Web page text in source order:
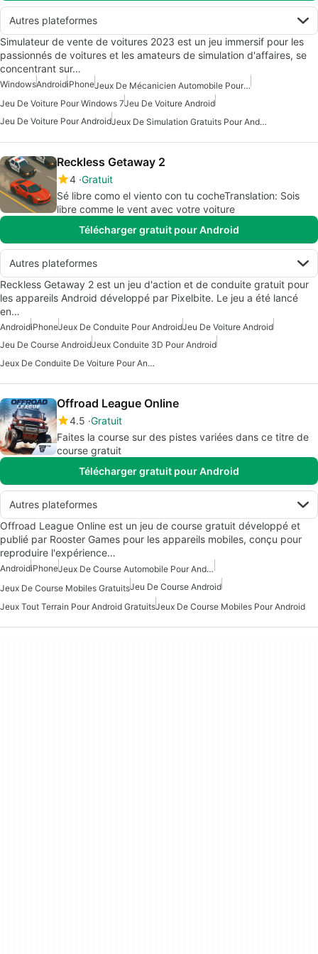
Autres plateformes
Simulateur de vente de voitures 2023 est un jeu immersif pour les
passionnés de voitures et les amateurs de simulation d'affaires, se
concentrant sur…
WindowsAndroidiPhone
Jeux De Mécanicien Automobile Pour Android
Jeu De Voiture Pour Windows 7Jeu De Voiture Android
Jeu De Voiture Pour Android
Jeux De Simulation Gratuits Pour Android
Reckless Getaway 2
4 Gratuit
Sé libre como el viento con tu cocheTranslation: Sois
libre comme le vent avec votre voiture
Télécharger gratuit pour Android
Autres plateformes
Reckless Getaway 2 est un jeu d'action et de conduite gratuit pour
les appareils Android développé par Pixelbite. Le jeu a été lancé
en…
AndroidiPhoneJeux De Conduite Pour AndroidJeu De Voiture Android
Jeu De Course AndroidJeux Conduite 3D Pour Android
Jeux De Conduite De Voiture Pour Android
Offroad League Online
4.5 Gratuit
Faites la course sur des pistes variées dans ce titre de
course gratuit
Télécharger gratuit pour Android
Autres plateformes
Offroad League Online est un jeu de course gratuit développé et
publié par Rooster Games pour les appareils mobiles, conçu pour
reproduire l'expérience…
AndroidiPhone
Jeux De Course Automobile Pour Android
Jeux De Course Mobiles GratuitsJeu De Course Android
Jeux Tout Terrain Pour Android GratuitsJeux De Course Mobiles Pour Android